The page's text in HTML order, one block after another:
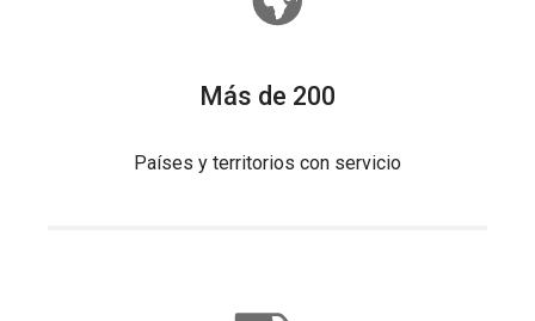
Más de 200
Países y territorios con servicio